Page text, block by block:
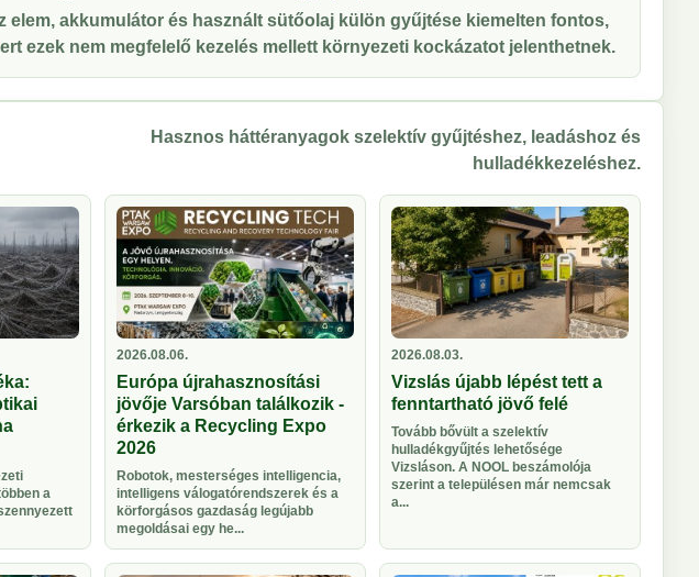
elem, akkumulátor és használt sütőolaj külön gyűjtése kiemelten fontos,
ezek nem megfelelő kezelés mellett környezeti kockázatot jelenthetnek.
Hasznos háttéranyagok szelektív gyűjtéshez, leadáshoz és
hulladékkezeléshez.
a
2026.08.06.
Európa újrahasznosítási
jövője Varsóban találkozik -
érkezik a Recycling Expo
2026
Robotok, mesterséges intelligencia,
intelligens válogatórendszerek és a
körforgásos gazdaság legújabb
megoldásai egy he...
2026.08.03.
Vizslás újabb lépést tett a
fenntartható jövő felé
Tovább bővült a szelektív
hulladékgyűjtés lehetősége
Vizsláson. A NOOL beszámolója
szerint a településen már nemcsak
a...